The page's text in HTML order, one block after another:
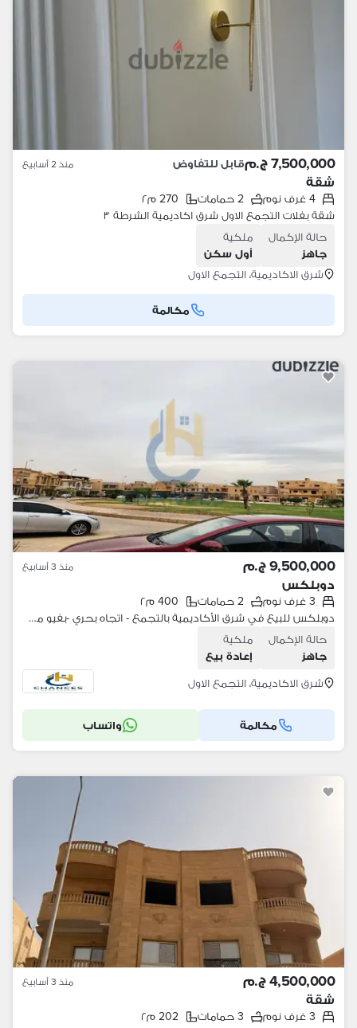
7,500,000 ج.م قابل للتفاوض منذ 2 أسابيع
شقة
4 غرف نوم 2 حمامات
270 م٢
شقة بفلات التجمع الاول شرق اكاديمية الشرطة ٣
حالة الإكمال
جاهز
ملكية
أول سكن
شرق الاكاديمية، التجمع الاول
مكالمة
9,500,000 ج.م منذ 3 أسابيع
دوبلكس
3 غرف نوم 2 حمامات
400 م٢
دوبلكس للبيع في شرق الأكاديمية بالتجمع - اتجاه بحري -بفيو مميز على شارع و وايد جاردن
حالة الإكمال
جاهز
ملكية
إعادة بيع
شرق الاكاديمية، التجمع الاول
مكالمة واتساب
4,500,000 ج.م منذ 3 أسابيع
شقة
3 غرف نوم 3 حمامات
202 م٢